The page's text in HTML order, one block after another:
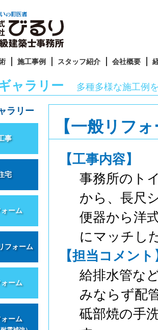
施工事例 スタッフ紹介 会社概要
ャラリー 多種多様な施工例
【一般リフ
【工事内容】
事務所のト
から、長尺
便器から洋
にマッチし
【担当コメント
給排水管な
みならず配
砥部焼の手
ラリー
事
宅
ーム
フォーム
ーム
ーム